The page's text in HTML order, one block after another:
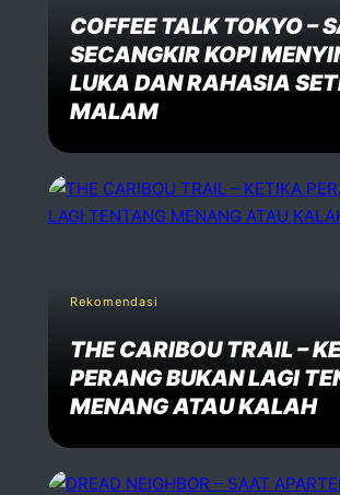
COFFEE TALK TOKYO –
SECANGKIR KOPI
LUKA DAN RAHASIA
MALAM
Rekomendasi
THE CARIBOU TRAIL –
PERANG BUKAN LAGI
MENANG ATAU KALAH